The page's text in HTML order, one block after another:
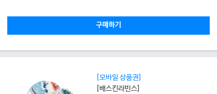
구매하기
[모바일 상품권]
[배스킨라빈스]